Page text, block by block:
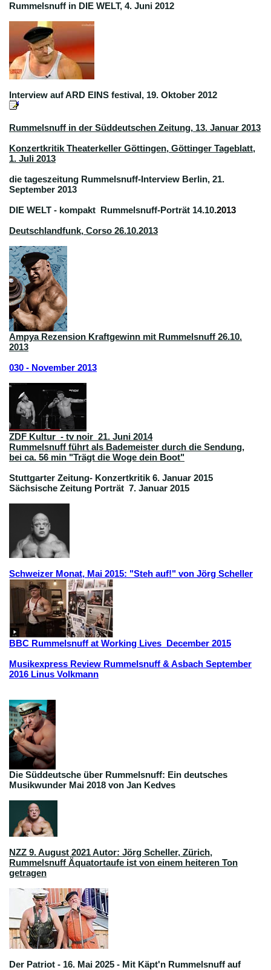
Rummelsnuff in DIE WELT, 4. Juni 2012
Interview auf ARD EINS festival, 19. Oktober 2012
Rummelsnuff in der Süddeutschen Zeitung, 13. Januar 2013
Konzertkritik Theaterkeller Göttingen, Göttinger Tageblatt,
1. Juli 2013
die tageszeitung Rummelsnuff-Interview Berlin, 21.
September 2013
DIE WELT - kompakt Rummelsnuff-Porträt 14.10.2013
Deutschlandfunk, Corso 26.10.2013
Ampya Rezension Kraftgewinn mit Rummelsnuff 26.10.
2013
030 - November 2013
ZDF Kultur - tv noir 21. Juni 2014
Rummelsnuff führt als Bademeister durch die Sendung,
bei ca. 56 min "Trägt die Woge dein Boot"
Stuttgarter Zeitung- Konzertkritik 6. Januar 2015
Sächsische Zeitung Porträt 7. Januar 2015
Schweizer Monat, Mai 2015: "Steh auf!" von Jörg Scheller
BBC Rummelsnuff at Working Lives December 2015
Musikexpress Review Rummelsnuff & Asbach September
2016 Linus Volkmann
Die Süddeutsche über Rummelsnuff: Ein deutsches
Musikwunder Mai 2018 von Jan Kedves
NZZ 9. August 2021 Autor: Jörg Scheller, Zürich,
Rummelsnuff Äquatortaufe ist von einem heiteren Ton
getragen
Der Patriot - 16. Mai 2025 - Mit Käpt'n Rummelsnuff auf